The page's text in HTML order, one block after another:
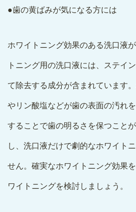
●歯の黄ばみが気になる方には
ホワイトニング効果のある洗口液
トニング用の洗口液には、ステイ
て除去する成分が含まれています
やリン酸塩などが歯の表面の汚れ
することで歯の明るさを保つこと
し、洗口液だけで劇的なホワイト
せん。確実なホワイトニング効果
ワイトニングを検討しましょう。